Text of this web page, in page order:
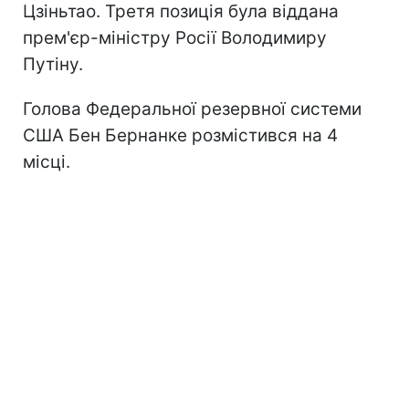
Цзіньтао. Третя позиція була віддана
прем'єр-міністру Росії Володимиру
Путіну.
Голова Федеральної резервної системи
США Бен Бернанке розмістився на 4
місці.